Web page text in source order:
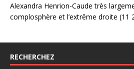
Alexandra Henrion-Caude très
complosphère et l’extrême droite (11
RECHERCHEZ